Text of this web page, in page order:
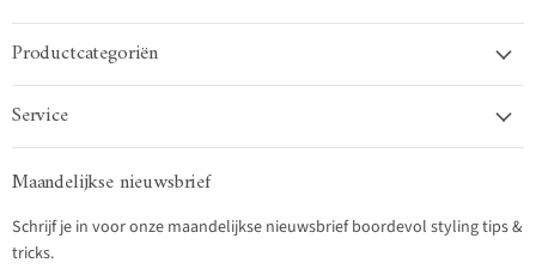
Productcategoriën
Service
Maandelijkse nieuwsbrief
Schrijf je in voor onze maandelijkse nieuwsbrief boordevol styling tips &
tricks.